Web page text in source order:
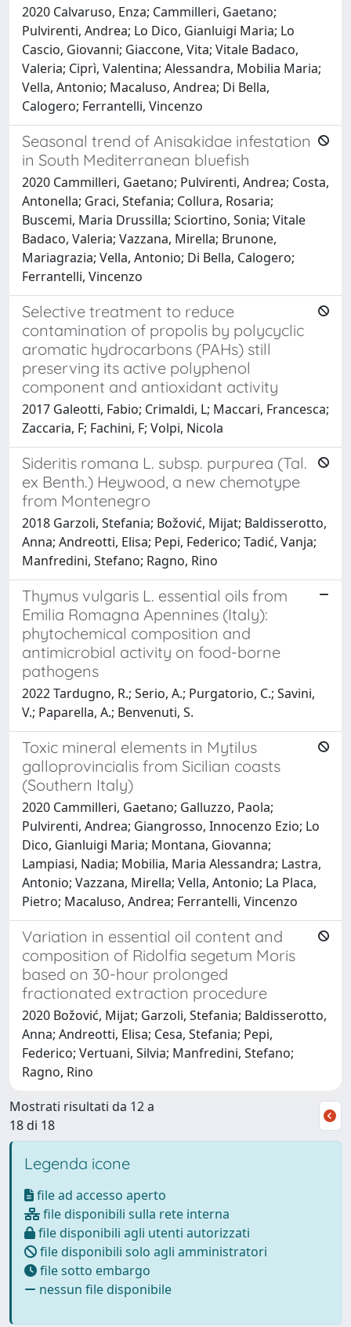
2020 Calvaruso, Enza; Cammilleri, Gaetano;
Pulvirenti, Andrea; Lo Dico, Gianluigi Maria; Lo
Cascio, Giovanni; Giaccone, Vita; Vitale Badaco,
Valeria; Ciprì, Valentina; Alessandra, Mobilia Maria;
Vella, Antonio; Macaluso, Andrea; Di Bella,
Calogero; Ferrantelli, Vincenzo
Seasonal trend of Anisakidae infestation
in South Mediterranean bluefish
2020 Cammilleri, Gaetano; Pulvirenti, Andrea; Costa,
Antonella; Graci, Stefania; Collura, Rosaria;
Buscemi, Maria Drussilla; Sciortino, Sonia; Vitale
Badaco, Valeria; Vazzana, Mirella; Brunone,
Mariagrazia; Vella, Antonio; Di Bella, Calogero;
Ferrantelli, Vincenzo
Selective treatment to reduce
contamination of propolis by polycyclic
aromatic hydrocarbons (PAHs) still
preserving its active polyphenol
component and antioxidant activity
2017 Galeotti, Fabio; Crimaldi, L; Maccari, Francesca;
Zaccaria, F; Fachini, F; Volpi, Nicola
Sideritis romana L. subsp. purpurea (Tal.
ex Benth.) Heywood, a new chemotype
from Montenegro
2018 Garzoli, Stefania; Božović, Mijat; Baldisserotto,
Anna; Andreotti, Elisa; Pepi, Federico; Tadić, Vanja;
Manfredini, Stefano; Ragno, Rino
Thymus vulgaris L. essential oils from
Emilia Romagna Apennines (Italy):
phytochemical composition and
antimicrobial activity on food-borne
pathogens
2022 Tardugno, R.; Serio, A.; Purgatorio, C.; Savini,
V.; Paparella, A.; Benvenuti, S.
Toxic mineral elements in Mytilus
galloprovincialis from Sicilian coasts
(Southern Italy)
2020 Cammilleri, Gaetano; Galluzzo, Paola;
Pulvirenti, Andrea; Giangrosso, Innocenzo Ezio; Lo
Dico, Gianluigi Maria; Montana, Giovanna;
Lampiasi, Nadia; Mobilia, Maria Alessandra; Lastra,
Antonio; Vazzana, Mirella; Vella, Antonio; La Placa,
Pietro; Macaluso, Andrea; Ferrantelli, Vincenzo
Variation in essential oil content and
composition of Ridolfia segetum Moris
based on 30-hour prolonged
fractionated extraction procedure
2020 Božović, Mijat; Garzoli, Stefania; Baldisserotto,
Anna; Andreotti, Elisa; Cesa, Stefania; Pepi,
Federico; Vertuani, Silvia; Manfredini, Stefano;
Ragno, Rino
Mostrati risultati da 12 a
18 di 18
Legenda icone
file ad accesso aperto
file disponibili sulla rete interna
file disponibili agli utenti autorizzati
file disponibili solo agli amministratori
file sotto embargo
nessun file disponibile